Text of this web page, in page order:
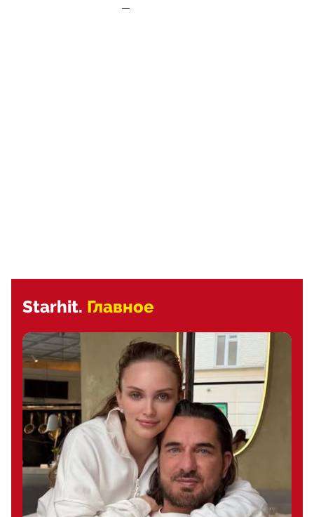
—
Starhit. Главное